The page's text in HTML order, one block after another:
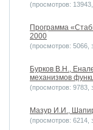
(просмотров:
Программа
2000
(просмотров: 5066,
Бурков B.H.,
механизмов
(просмотров: 9783,
Мазур И.И.,
(просмотров: 6214,